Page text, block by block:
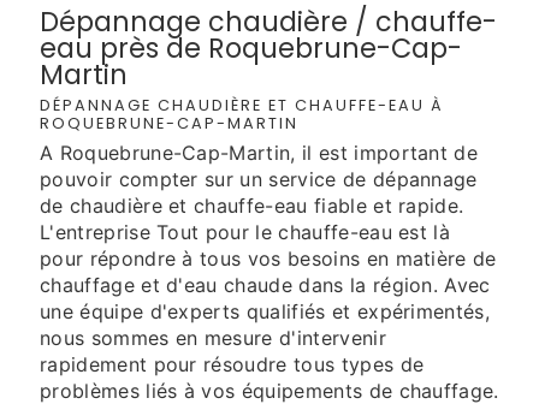
Dépannage chaudière / chauffe-
eau près de Roquebrune-Cap-
Martin
DÉPANNAGE CHAUDIÈRE ET CHAUFFE-EAU À
ROQUEBRUNE-CAP-MARTIN
A Roquebrune-Cap-Martin, il est important de
pouvoir compter sur un service de dépannage
de chaudière et chauffe-eau fiable et rapide.
L'entreprise Tout pour le chauffe-eau est là
pour répondre à tous vos besoins en matière de
chauffage et d'eau chaude dans la région. Avec
une équipe d'experts qualifiés et expérimentés,
nous sommes en mesure d'intervenir
rapidement pour résoudre tous types de
problèmes liés à vos équipements de chauffage.